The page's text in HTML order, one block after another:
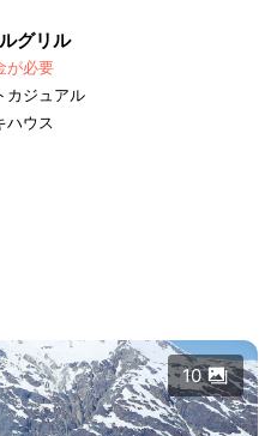
グリル
が必要
カジュアル
ハウス
10